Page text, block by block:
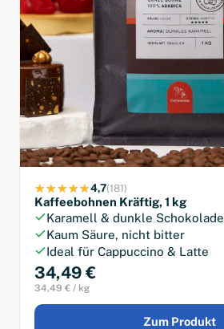
4,7(181)
Kaffeebohnen Kräftig, 1 kg
Karamell & dunkle Schokolade
Kaum Säure, nicht bitter
Ideal für Cappuccino & Latte
34,49 €
34,49 € / kg
Zum Produkt